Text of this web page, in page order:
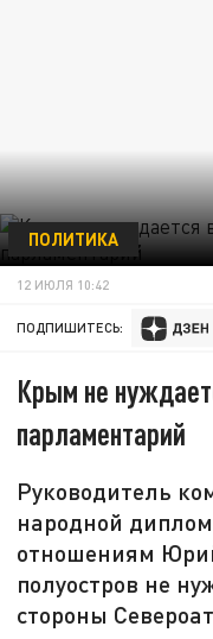
ПОЛИТИКА
12 ИЮЛЯ 10:42
ПОДПИШИТЕСЬ:
Крым не
парламентарий
Руководитель
народной
отношениям
полуостров не
стороны